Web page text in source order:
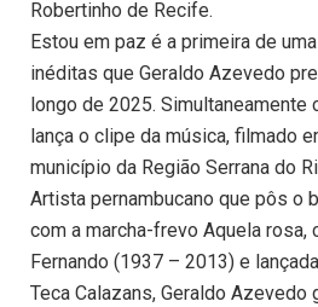
Robertinho de Recife.
Estou em paz é a primeira de
inéditas que Geraldo Azevedo
longo de 2025. Simultaneamente
lança o clipe da música, filmado
município da Região Serrana do
Artista pernambucano que pôs o
com a marcha-frevo Aquela rosa,
Fernando (1937 – 2013) e
Teca Calazans, Geraldo Azevedo